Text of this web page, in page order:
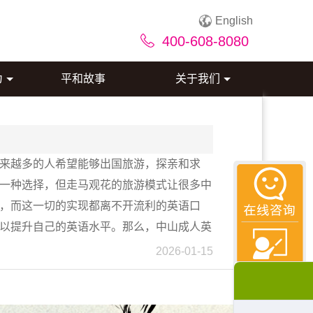
English
400-608-8080
平和故事 关于我们
越多的人希望能够出国旅游，探亲和求
种选择，但走马观花的旅游模式让很多中
而这一切的实现都离不开流利的英语口
提升自己的英语水平。那么，中山成人英
2026-01-15